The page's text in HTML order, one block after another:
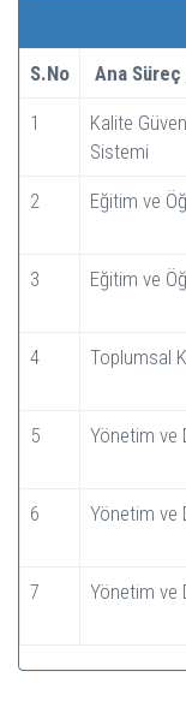
S.No Ana Süreç
1
Kalite
Sistemi
2 Eğitim ve
3 Eğitim ve
4 Toplumsal
5 Yönetim ve
6 Yönetim ve
7 Yönetim ve